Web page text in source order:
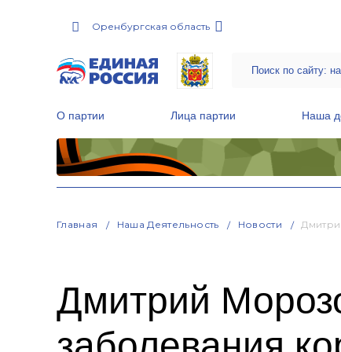
Оренбургская область
О партии Лица партии Наша
Главная Наша Деятельность Новости
Дмитрий